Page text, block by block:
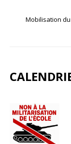
Mobilisation